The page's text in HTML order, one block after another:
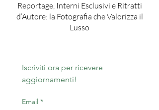
Reportage, Interni Esclusivi e Ritratti
d’Autore: la Fotografia che Valorizza il
Lusso
Iscriviti ora per ricevere
aggiornamenti!
Email *